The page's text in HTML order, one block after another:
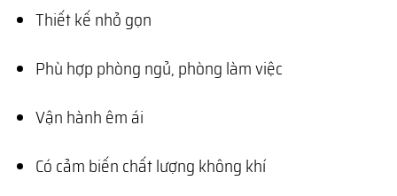
Thiết kế nhỏ gọn
Phù hợp phòng ngủ, phòng làm việc
Vận hành êm ái
Có cảm biến chất lượng không khí